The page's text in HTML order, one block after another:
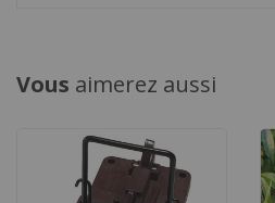
Vous aimerez aussi